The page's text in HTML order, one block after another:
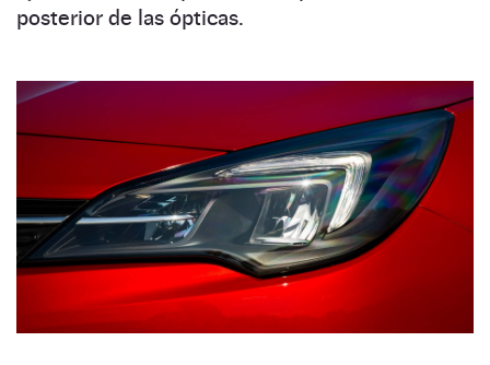
posterior de las ópticas.